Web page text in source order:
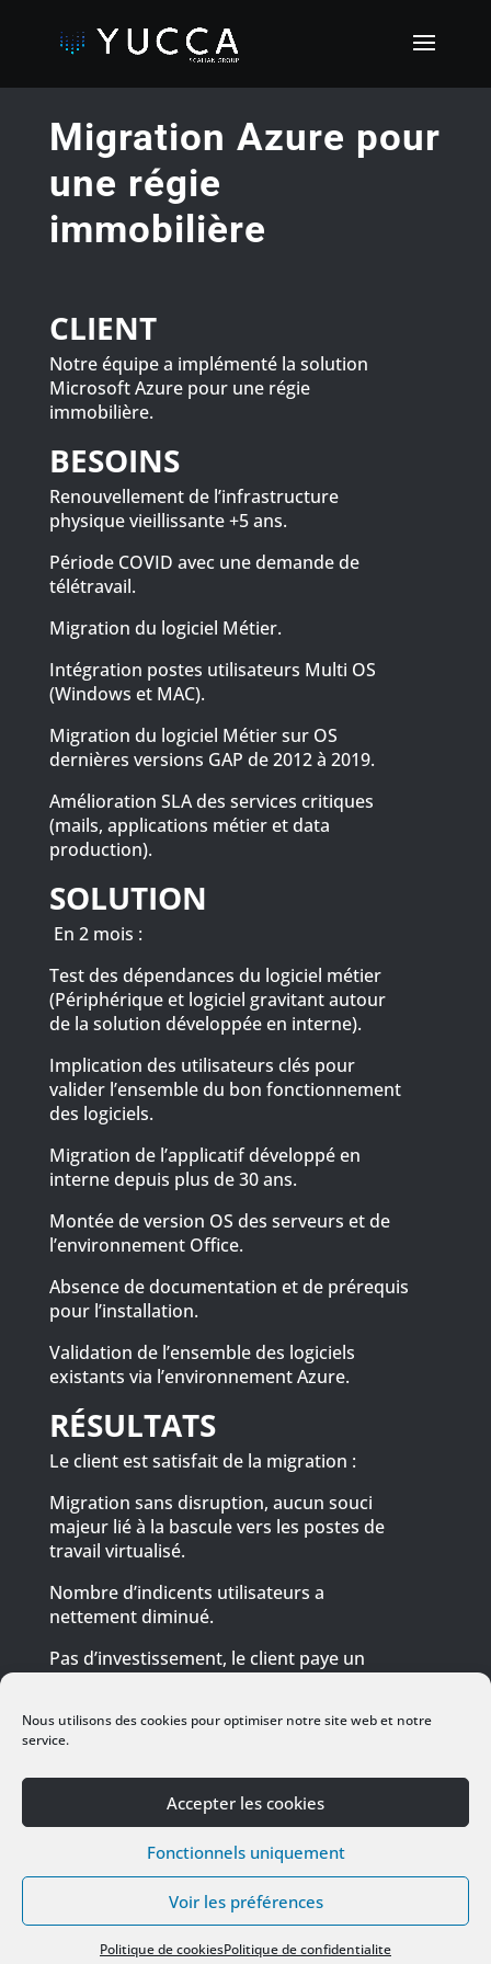
Nous utilisons des cookies pour optimiser notre site web et notre
service.
Accepter les cookies
Fonctionnels uniquement
Voir les préférences
Politique de cookiesPolitique de confidentialite
Migration Azure pour
une régie
immobilière
CLIENT
Notre équipe a implémenté la solution
Microsoft Azure pour une régie
immobilière.
BESOINS
Renouvellement de l’infrastructure
physique vieillissante +5 ans.
Période COVID avec une demande de
télétravail.
Migration du logiciel Métier.
Intégration postes utilisateurs Multi OS
(Windows et MAC).
Migration du logiciel Métier sur OS
dernières versions GAP de 2012 à 2019.
Amélioration SLA des services critiques
(mails, applications métier et data
production).
SOLUTION
En 2 mois :
Test des dépendances du logiciel métier
(Périphérique et logiciel gravitant autour
de la solution développée en interne).
Implication des utilisateurs clés pour
valider l’ensemble du bon fonctionnement
des logiciels.
Migration de l’applicatif développé en
interne depuis plus de 30 ans.
Montée de version OS des serveurs et de
l’environnement Office.
Absence de documentation et de prérequis
pour l’installation.
Validation de l’ensemble des logiciels
existants via l’environnement Azure.
RÉSULTATS
Le client est satisfait de la migration :
Migration sans disruption, aucun souci
majeur lié à la bascule vers les postes de
travail virtualisé.
Nombre d’indicents utilisateurs a
nettement diminué.
Pas d’investissement, le client paye un
Les utilisateurs peuvent retrouver leurs
environnements de travail 1 pour 1 depuis
chez eux (télétravail).
l’environnement, de la sécurité et des